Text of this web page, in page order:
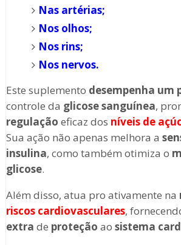
Nas artérias;
Nos olhos;
Nos rins;
Nos nervos.
Este suplemento desempenha um
controle da glicose sanguínea,
regulação eficaz dos níveis de
Sua ação não apenas melhora a
insulina, como também otimiza o
glicose.
Além disso, atua pro ativamente na
riscos cardiovasculares,
extra de proteção ao sistema